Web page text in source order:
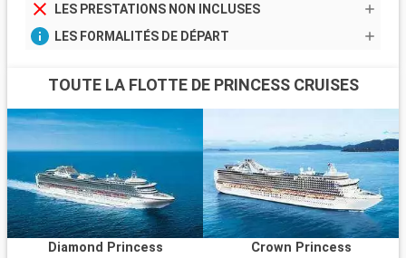
LES PRESTATIONS NON INCLUSES
LES FORMALITÉS DE DÉPART
TOUTE LA FLOTTE DE PRINCESS CRUISES
Diamond Princess Crown Princess